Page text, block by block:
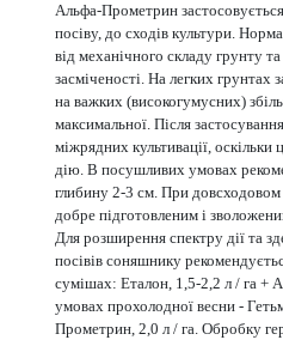
Альфа-Прометрин
посіву, до сходів культури.
від механічного складу грунту
засміченості. На легких грунтах
на важких (високогумусних)
максимальної. Після
міжрядних культивації,
дію. В посушливих умовах
глибину 2-3 см. При довсходовом
добре підготовленим і
Для розширення спектру дії та
посівів соняшнику
сумішах: Еталон, 1,5-2,2 л / га +
умовах прохолодної весни -
Прометрин, 2,0 л / га. Обробку